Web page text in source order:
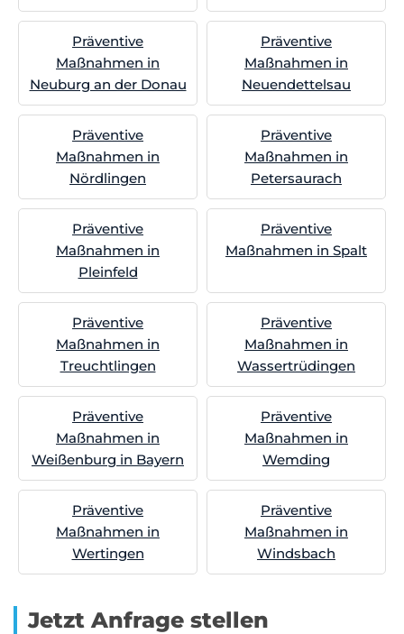
Präventive
Maßnahmen in
Neuburg an der Donau
Präventive
Maßnahmen in
Neuendettelsau
Präventive
Maßnahmen in
Nördlingen
Präventive
Maßnahmen in
Petersaurach
Präventive
Maßnahmen in
Pleinfeld
Präventive
Maßnahmen in Spalt
Präventive
Maßnahmen in
Treuchtlingen
Präventive
Maßnahmen in
Wassertrüdingen
Präventive
Maßnahmen in
Weißenburg in Bayern
Präventive
Maßnahmen in
Wemding
Präventive
Maßnahmen in
Wertingen
Präventive
Maßnahmen in
Windsbach
Jetzt Anfrage stellen